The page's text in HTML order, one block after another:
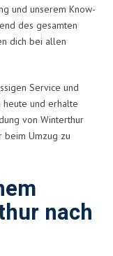
und unserem Know-
des gesamten
dich bei allen
Service und
heute und erhalte
von Winterthur
beim Umzug zu
nach